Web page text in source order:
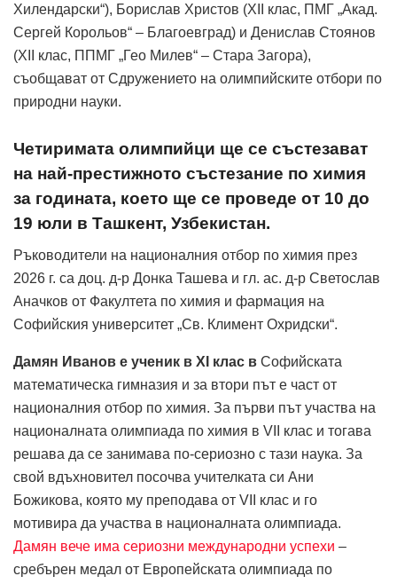
Хилендарски“), Борислав Христов (XII клас, ПМГ „Акад.
Сергей Корольов“ – Благоевград) и Денислав Стоянов
(XII клас, ППМГ „Гео Милев“ – Стара Загора),
съобщават от Сдружението на олимпийските отбори по
природни науки.
Четиримата олимпийци ще се състезават
на най-престижното състезание по химия
за годината, което ще се проведе от 10 до
19 юли в Ташкент, Узбекистан.
Ръководители на националния отбор по химия през
2026 г. са доц. д-р Донка Ташева и гл. ас. д-р Светослав
Аначков от Факултета по химия и фармация на
Софийския университет „Св. Климент Охридски“.
Дамян Иванов е ученик в XI клас в Софийската
математическа гимназия и за втори път е част от
националния отбор по химия. За първи път участва на
националната олимпиада по химия в VII клас и тогава
решава да се занимава по-сериозно с тази наука. За
свой вдъхновител посочва учителката си Ани
Божикова, която му преподава от VII клас и го
мотивира да участва в националната олимпиада.
Дамян вече има сериозни международни успехи –
сребърен медал от Европейската олимпиада по